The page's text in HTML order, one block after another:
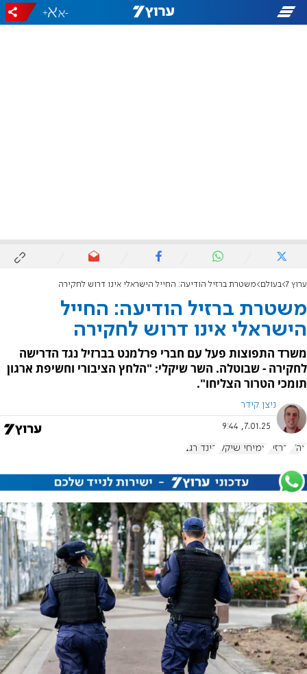
-
+
ערוץ 7 בעולם משטרת ברזיל הודיעה: החייל הישראלי אינו דרוש לחקירה
משטרת ברזיל הודיעה: החייל
הישראלי אינו דרוש לחקירה
משרד התפוצות פעל עם חברי פרלמנט בברזיל נגד הדרישה
לחקירה - שבוטלה. השר שיקלי: "הלחץ הציבורי וחשיפת ארגון
תומכי הטרור הצליחו".
ניצן קידר
7.01.25, 9:44
צה"ל ברזיל עמיחי שיקלי הינד רג'ב